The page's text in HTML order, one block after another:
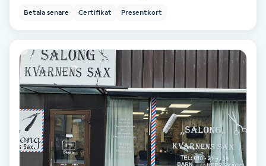
Slingor
Sockring
Spa manikyr & pedikyr
Betala senare Certifikat Presentkort